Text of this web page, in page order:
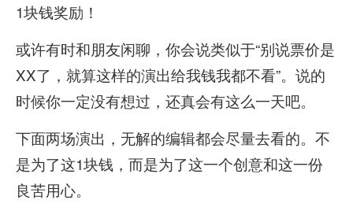
1块钱奖励！
或许有时和朋友闲聊，你会说类似于“别说票价是
XX了，就算这样的演出给我钱我都不看”。说的
时候你一定没有想过，还真会有这么一天吧。
下面两场演出，无解的编辑都会尽量去看的。不
是为了这1块钱，而是为了这一个创意和这一份
良苦用心。